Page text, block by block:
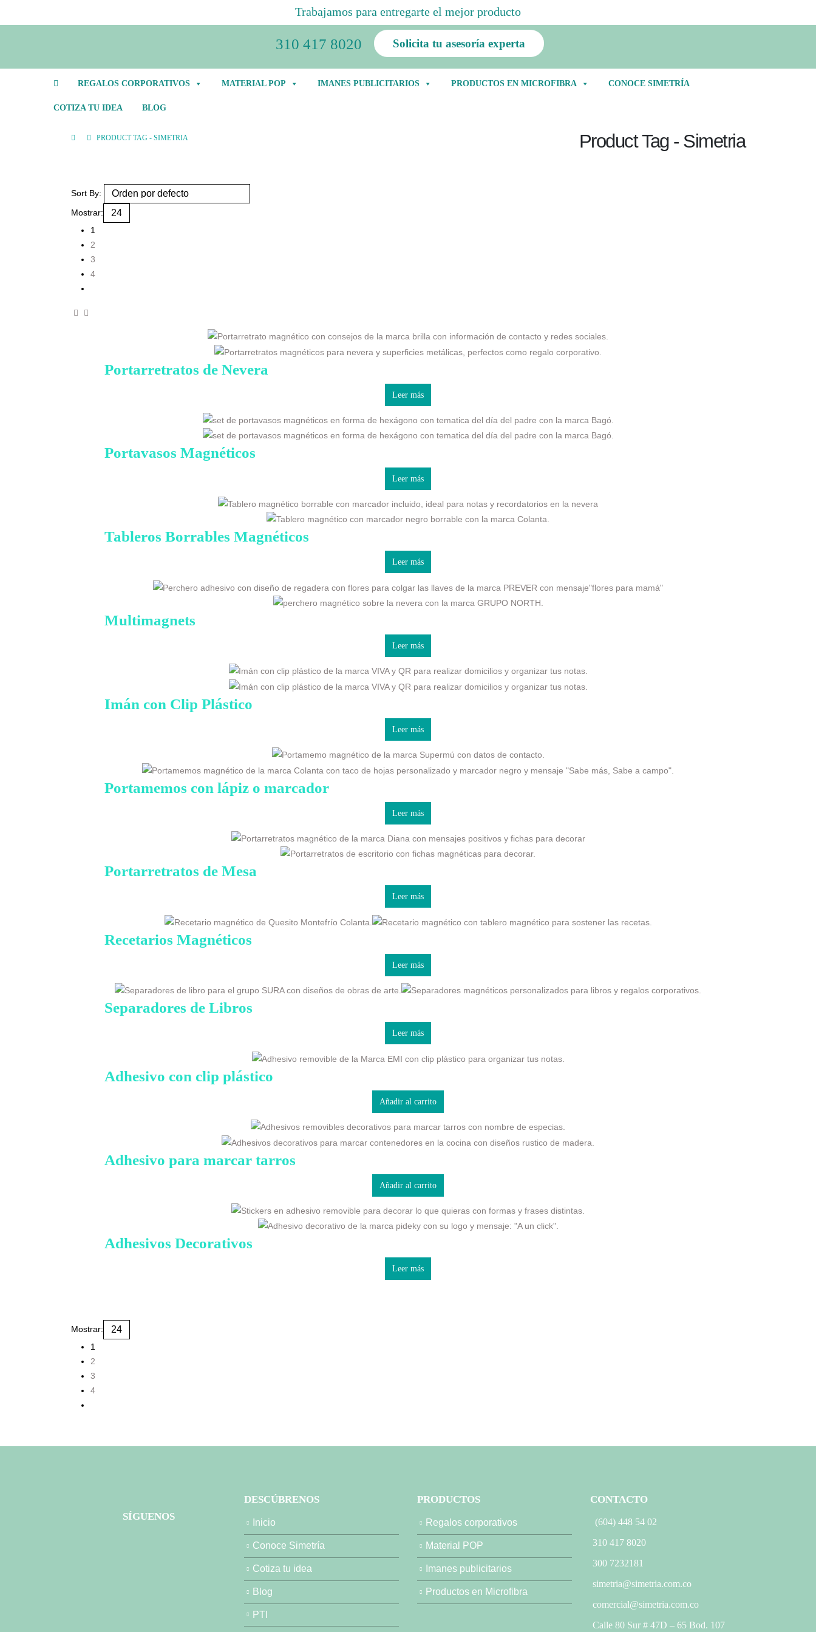
Trabajamos para entregarte el mejor producto
310 417 8020 Solicita tu asesoría experta
REGALOS CORPORATIVOS MATERIAL POP IMANES PUBLICITARIOS PRODUCTOS EN MICROFIBRA CONOCE SIMETRÍA
COTIZA TU IDEA BLOG
Product Tag - Simetria
PRODUCT TAG - SIMETRIA
Sort By:
Mostrar:
1
2
3
4
Portarretratos de Nevera
Leer más
Portavasos Magnéticos
Leer más
Tableros Borrables Magnéticos
Leer más
Multimagnets
Leer más
Imán con Clip Plástico
Leer más
Portamemos con lápiz o marcador
Leer más
Portarretratos de Mesa
Leer más
Recetarios Magnéticos
Leer más
Separadores de Libros
Leer más
Adhesivo con clip plástico
Añadir al carrito
Adhesivo para marcar tarros
Añadir al carrito
Adhesivos Decorativos
Leer más
Mostrar:
1
2
3
4
SÍGUENOS
DESCÚBRENOS
Inicio
Conoce Simetría
Cotiza tu idea
Blog
PTI
PRODUCTOS
Regalos corporativos
Material POP
Imanes publicitarios
Productos en Microfibra
CONTACTO
(604) 448 54 02
310 417 8020
300 7232181
simetria@simetria.com.co
comercial@simetria.com.co
Calle 80 Sur # 47D – 65 Bod. 107